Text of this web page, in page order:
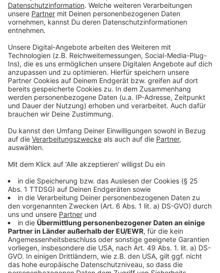
Auch am Freitag steigen die Zahlen
Seit gestern sind dem Gesundheitsamt 12 neue Fälle
gemeldet worden. Gleichzeitig gelten 5 Erkrankte seit
heute als geheilt. Zusammengefasst sind damit in
Mönchengladbach im Moment 116 aktive Corona-
aktuel 625 Menschen, drei von ihnen sind im
Krankenhaus. Seit März hat die Stadt damit 1244 Fälle
mittlerweile wieder genesen. 51 Menschen in unserer
Stadt sind an oder mit dem Corona-Virus gestorben.
Laut Robert-Koch-Institut liegt die Zahl der
Neuinfektionen der letzten 7 Tage pro 100.000
Einwohner jetzt bei 36,8. Alle aktuellen Infos zur
Corona-Lage in Mönchengladbach findet ihr auch auf
den beidenSeitenderStadt
Anzeige